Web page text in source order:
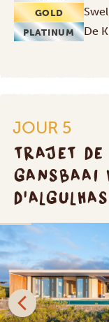
GOLD
PLATINUM De
JOUR 5
TRAJET DE
GANSBAAI
D'ALGULHAS